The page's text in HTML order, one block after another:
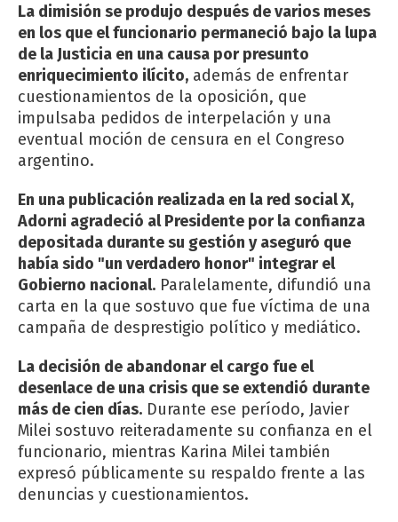
La dimisión se produjo después de varios meses
en los que el funcionario permaneció bajo la lupa
de la Justicia en una causa por presunto
enriquecimiento ilícito, además de enfrentar
cuestionamientos de la oposición, que
impulsaba pedidos de interpelación y una
eventual moción de censura en el Congreso
argentino.
En una publicación realizada en la red social X,
Adorni agradeció al Presidente por la confianza
depositada durante su gestión y aseguró que
había sido "un verdadero honor" integrar el
Gobierno nacional. Paralelamente, difundió una
carta en la que sostuvo que fue víctima de una
campaña de desprestigio político y mediático.
La decisión de abandonar el cargo fue el
desenlace de una crisis que se extendió durante
más de cien días. Durante ese período, Javier
Milei sostuvo reiteradamente su confianza en el
funcionario, mientras Karina Milei también
expresó públicamente su respaldo frente a las
denuncias y cuestionamientos.